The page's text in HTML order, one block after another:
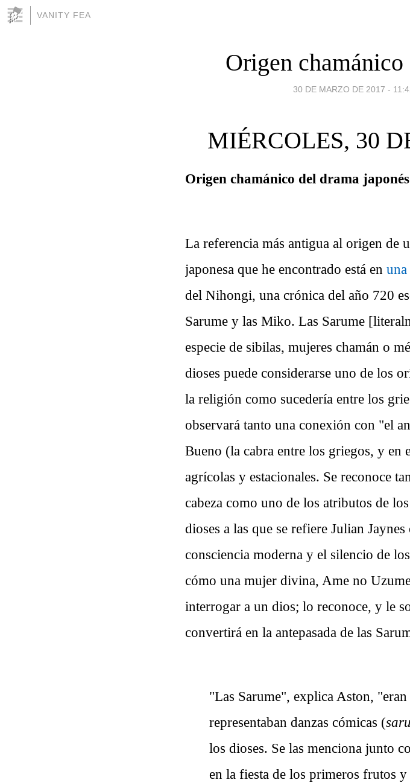
VANITY FEA
Origen
30 DE MARZO DE 2017 -
MIÉRCOLES, 30
Origen chamánico del drama japonés
La referencia más antigua al origen de
japonesa que he encontrado está en
del Nihongi, una crónica del año 720
Sarume y las Miko. Las Sarume
especie de sibilas, mujeres chamán o
dioses puede considerarse uno de los
la religión como sucedería entre los
observará tanto una conexión con "el
Bueno (la cabra entre los griegos, y en
agrícolas y estacionales. Se reconoce
cabeza como uno de los atributos de
dioses a las que se refiere Julian
consciencia moderna y el silencio de
cómo una mujer divina, Ame no
interrogar a un dios; lo reconoce, y le
convertirá en la antepasada de las
"Las Sarume", explica Aston,
representaban danzas cómicas (
los dioses. Se las menciona junto
en la fiesta de los primeros frutos